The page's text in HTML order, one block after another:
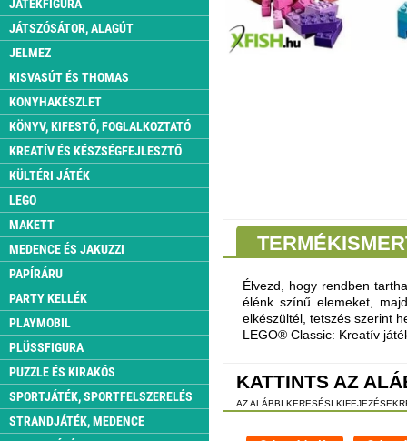
JÁTÉKFIGURA
JÁTSZÓSÁTOR, ALAGÚT
JELMEZ
KISVASÚT ÉS THOMAS
KONYHAKÉSZLET
KÖNYV, KIFESTŐ, FOGLALKOZTATÓ
KREATÍV ÉS KÉSZSÉGFEJLESZTŐ
KÜLTÉRI JÁTÉK
LEGO
MAKETT
MEDENCE ÉS JAKUZZI
PAPÍRÁRU
PARTY KELLÉK
PLAYMOBIL
PLÜSSFIGURA
PUZZLE ÉS KIRAKÓS
SPORTJÁTÉK, SPORTFELSZERELÉS
STRANDJÁTÉK, MEDENCE
Élvezd, hogy rendben
élénk színű elemeket,
elkészültél, tetszés szerint
LEGO® Classic: Kreatív
KATTINTS AZ
AZ ALÁBBI KERESÉSI